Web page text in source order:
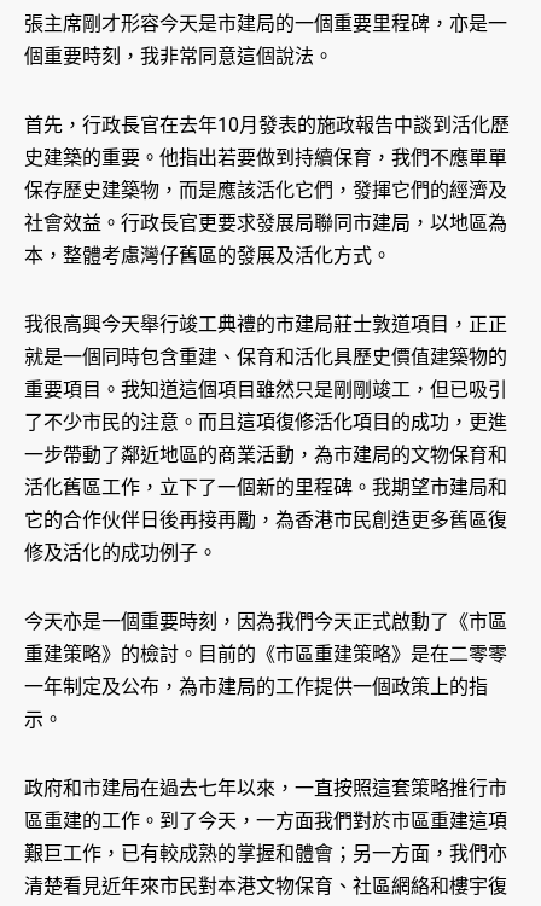
張主席剛才形容今天是市建局的一個重要里程碑，亦是一
個重要時刻，我非常同意這個說法。
首先，行政長官在去年10月發表的施政報告中談到活化歷
史建築的重要。他指出若要做到持續保育，我們不應單單
保存歷史建築物，而是應該活化它們，發揮它們的經濟及
社會效益。行政長官更要求發展局聯同市建局，以地區為
本，整體考慮灣仔舊區的發展及活化方式。
我很高興今天舉行竣工典禮的市建局莊士敦道項目，正正
就是一個同時包含重建、保育和活化具歷史價值建築物的
重要項目。我知道這個項目雖然只是剛剛竣工，但已吸引
了不少市民的注意。而且這項復修活化項目的成功，更進
一步帶動了鄰近地區的商業活動，為市建局的文物保育和
活化舊區工作，立下了一個新的里程碑。我期望市建局和
它的合作伙伴日後再接再勵，為香港市民創造更多舊區復
修及活化的成功例子。
今天亦是一個重要時刻，因為我們今天正式啟動了《市區
重建策略》的檢討。目前的《市區重建策略》是在二零零
一年制定及公布，為市建局的工作提供一個政策上的指
示。
政府和市建局在過去七年以來，一直按照這套策略推行市
區重建的工作。到了今天，一方面我們對於市區重建這項
艱巨工作，已有較成熟的掌握和體會；另一方面，我們亦
清楚看見近年來市民對本港文物保育、社區網絡和樓宇復